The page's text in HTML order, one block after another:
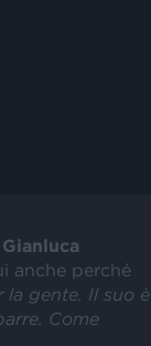
Gianluca
anche perché
la gente. Il suo è
Come